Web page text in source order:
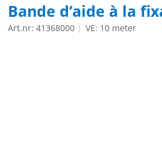
Bande d’aide à la
Art.nr: 41368000 VE: 10 meter